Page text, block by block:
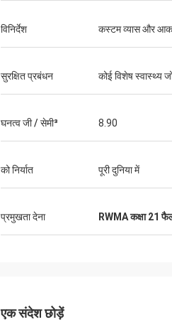
विनिर्देश कस्टम व्यास और
सुरक्षित प्रबंधन कोई विशेष स्वास्थ्य
घनत्व जी / सेमी³ 8.90
को निर्यात पूरी दुनिया में
प्रमुखता देना RWMA कक्षा 21
एक संदेश छोड़ें